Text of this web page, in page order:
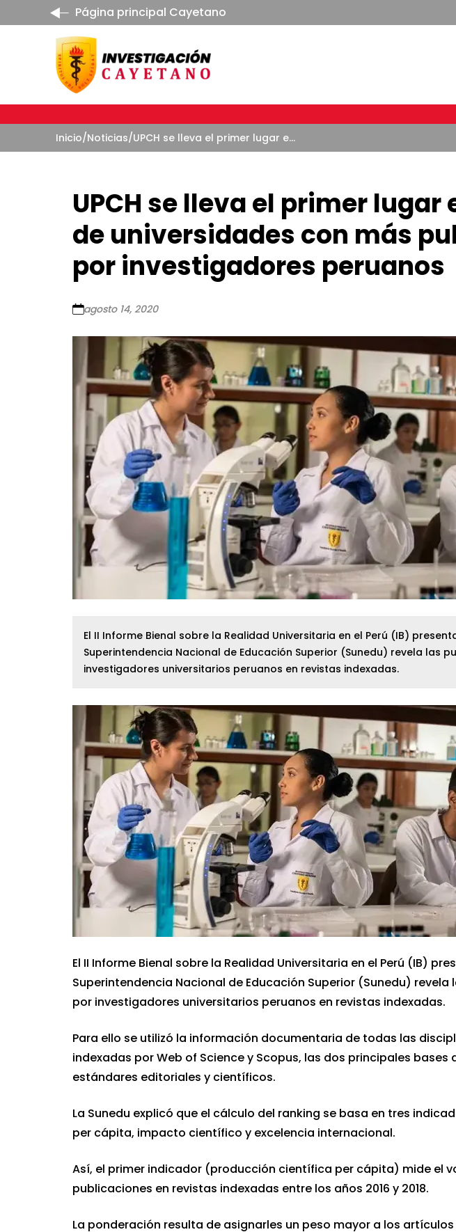
Página principal Cayetano
Inicio/Noticias/ UPCH se lleva el primer lugar en el ranking de universidades con más publicaciones por investigadores peruanos
UPCH se lleva el primer lugar
de universidades con más
por investigadores peruanos
agosto 14, 2020
El II Informe Bienal sobre la Realidad Universitaria en el Perú (IB)
Superintendencia Nacional de Educación Superior (Sunedu) revela las
investigadores universitarios peruanos en revistas indexadas.
El II Informe Bienal sobre la Realidad Universitaria en el Perú (IB)
Superintendencia Nacional de Educación Superior (Sunedu)
por investigadores universitarios peruanos en revistas indexadas.
Para ello se utilizó la información documentaria de todas las
indexadas por Web of Science y Scopus, las dos principales
estándares editoriales y científicos.
La Sunedu explicó que el cálculo del ranking se basa en tres
per cápita, impacto científico y excelencia internacional.
Así, el primer indicador (producción científica per cápita) mide el
publicaciones en revistas indexadas entre los años 2016 y 2018.
La ponderación resulta de asignarles un peso mayor a los